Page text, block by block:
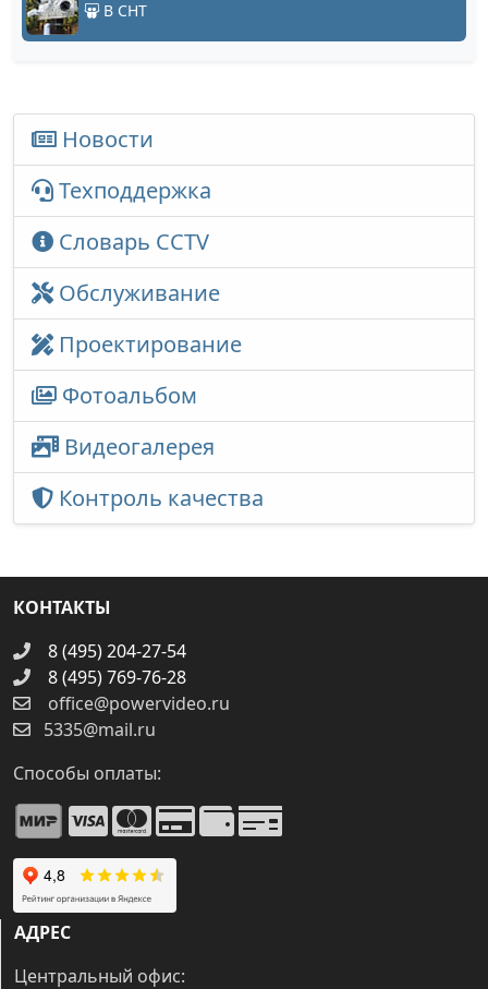
В СНТ
Новости
Техподдержка
Словарь CCTV
Обслуживание
Проектирование
Фотоальбом
Видеогалерея
Контроль качества
КОНТАКТЫ
8 (495) 204-27-54
8 (495) 769-76-28
office@powervideo.ru
5335@mail.ru
Способы оплаты:
АДРЕС
Центральный офис: